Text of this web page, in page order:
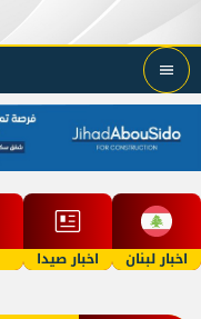
اخبار لبنان اخبار صيدا